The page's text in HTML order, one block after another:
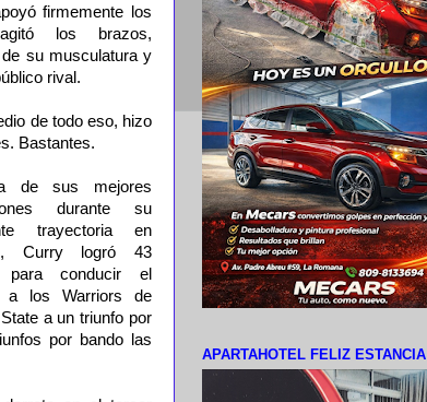
firmemente los
los brazos,
de su musculatura y
rival.
de todo eso, hizo
Bastantes.
de sus mejores
durante su
trayectoria en
Curry logró 43
para conducir el
a los Warriors de
a un triunfo por
por bando las
APARTAHOTEL FELIZ ESTANCIA